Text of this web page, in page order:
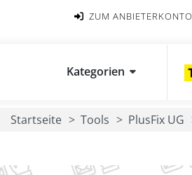
ZUM ANBIETERKONTO
Kategorien
Startseite Tools PlusFix UG